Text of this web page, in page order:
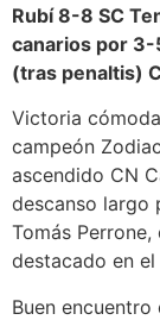
Rubí 8-8 SC
canarios por 3-
(tras penaltis)
Victoria
campeón
ascendido CN
descanso largo
Tomás
destacado en
Buen encuentro